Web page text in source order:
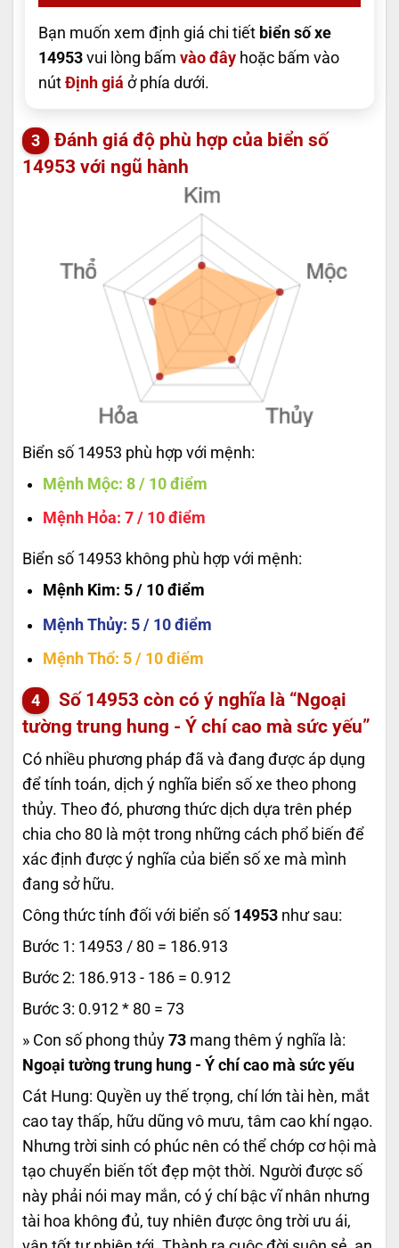
Bạn muốn xem định giá chi tiết biển số xe
14953 vui lòng bấm vào đây hoặc bấm vào
nút Định giá ở phía dưới.
Đánh giá độ phù hợp của biển số
14953 với ngũ hành
Biển số 14953 phù hợp với mệnh:
Mệnh Mộc: 8 / 10 điểm
Mệnh Hỏa: 7 / 10 điểm
Biển số 14953 không phù hợp với mệnh:
Mệnh Kim: 5 / 10 điểm
Mệnh Thủy: 5 / 10 điểm
Mệnh Thổ: 5 / 10 điểm
Số 14953 còn có ý nghĩa là “Ngoại
tường trung hung - Ý chí cao mà sức yếu”
Có nhiều phương pháp đã và đang được áp dụng
để tính toán, dịch ý nghĩa biển số xe theo phong
thủy. Theo đó, phương thức dịch dựa trên phép
chia cho 80 là một trong những cách phổ biến để
xác định được ý nghĩa của biển số xe mà mình
đang sở hữu.
Công thức tính đối với biển số 14953 như sau:
Bước 1: 14953 / 80 = 186.913
Bước 2: 186.913 - 186 = 0.912
Bước 3: 0.912 * 80 = 73
» Con số phong thủy 73 mang thêm ý nghĩa là:
Ngoại tường trung hung - Ý chí cao mà sức yếu
Cát Hung: Quyền uy thế trọng, chí lớn tài hèn, mắt
cao tay thấp, hữu dũng vô mưu, tâm cao khí ngạo.
Nhưng trời sinh có phúc nên có thể chớp cơ hội mà
tạo chuyển biến tốt đẹp một thời. Người được số
này phải nói may mắn, có ý chí bậc vĩ nhân nhưng
tài hoa không đủ, tuy nhiên được ông trời ưu ái,